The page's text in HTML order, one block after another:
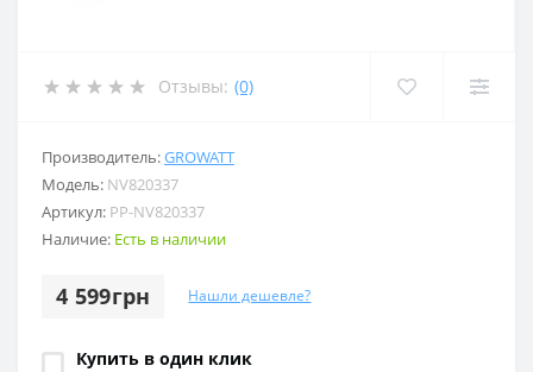
Отзывы: (0)
Производитель:GROWATT
Модель: NV820337
Артикул: PP-NV820337
Наличие: Есть в наличии
4 599грн Нашли дешевле?
Купить в один клик